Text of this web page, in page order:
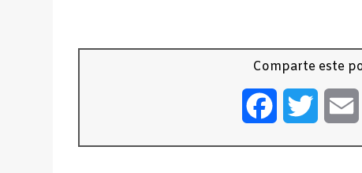
Comparte este
FacebookTwitter